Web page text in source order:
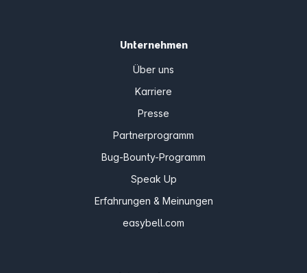
Unternehmen
Über uns
Karriere
Presse
Partnerprogramm
Bug-Bounty-Programm
Speak Up
Erfahrungen & Meinungen
easybell.com